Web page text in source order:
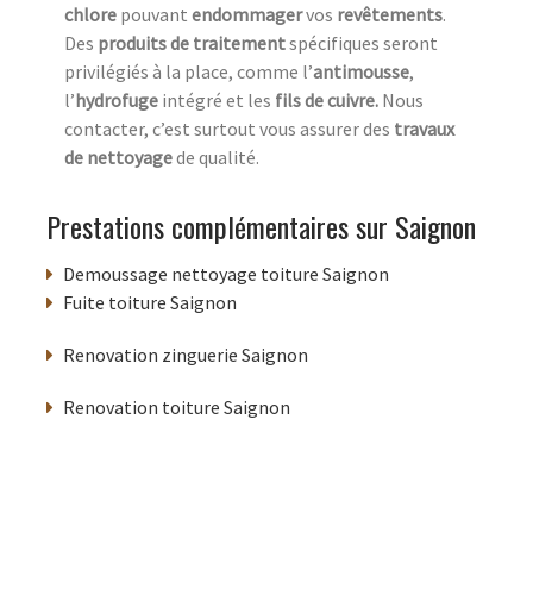
chlore pouvant endommagervos revêtements.
Des produits de traitementspécifiques seront
privilégiés à la place, comme l’antimousse,
l’hydrofuge intégré et les fils de cuivre. Nous
contacter, c’est surtout vous assurer des travaux
de nettoyagede qualité.
Prestations complémentaires sur Saignon
Demoussage nettoyage toiture Saignon
Fuite toiture Saignon
Renovation zinguerie Saignon
Renovation toiture Saignon